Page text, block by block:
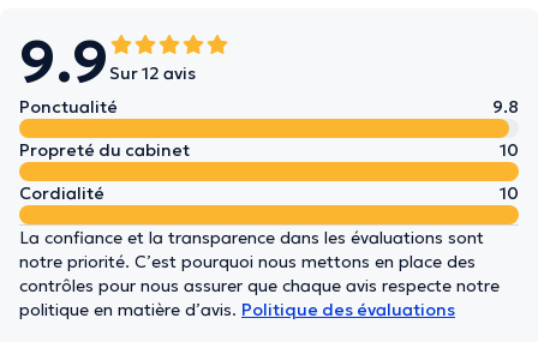
9.9 Sur 12 avis
Ponctualité
9.8
Propreté du cabinet
10
Cordialité
10
La confiance et la transparence dans les évaluations sont
notre priorité. C’est pourquoi nous mettons en place des
contrôles pour nous assurer que chaque avis respecte notre
politique en matière d’avis. Politique des évaluations